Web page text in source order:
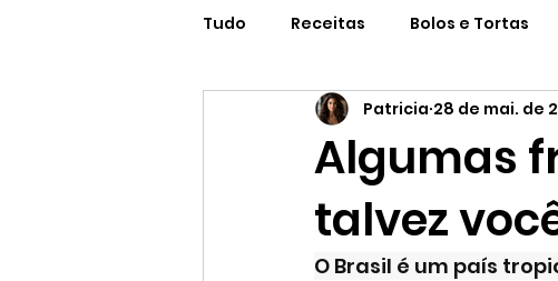
Tudo Receitas Bolos e Tortas
Supermercado online Estilo de
Algumas
talvez
Patricia 28 de mai. de
O Brasil é um país